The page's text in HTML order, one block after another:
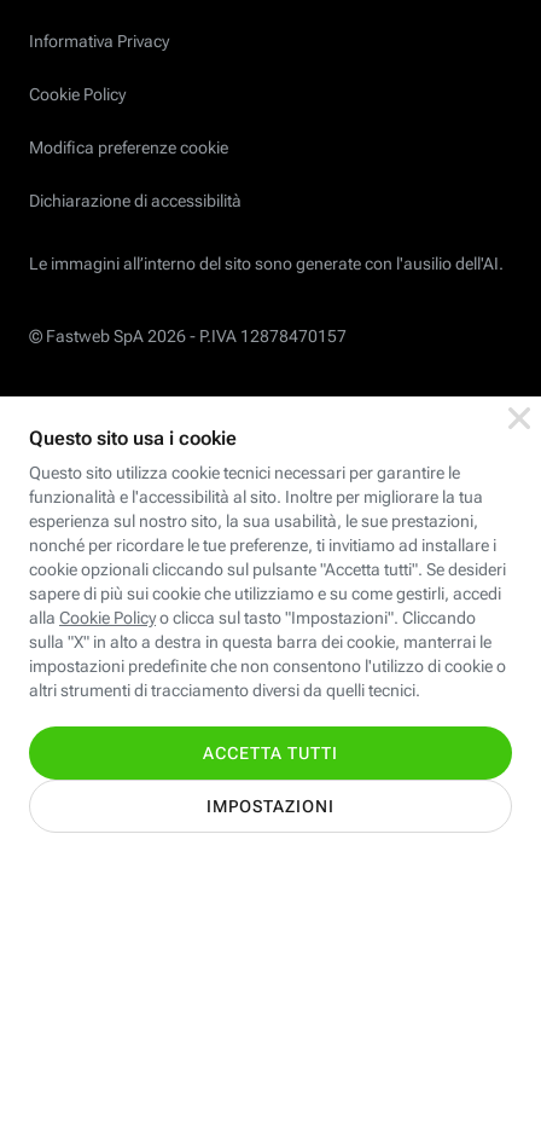
Informativa Privacy
Cookie Policy
Modifica preferenze cookie
Dichiarazione di accessibilità
Le immagini all’interno del sito sono generate con l'ausilio dell'AI.
© Fastweb SpA 2026 - P.IVA 12878470157